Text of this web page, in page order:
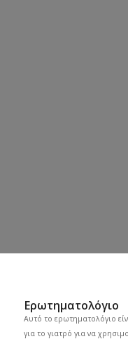
Ερωτηματολόγιο
Αυτό το ερωτηματολόγιο
για το γιατρό για να